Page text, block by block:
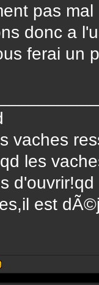
pas
donc a
ferai un
vaches
les
est
Profil